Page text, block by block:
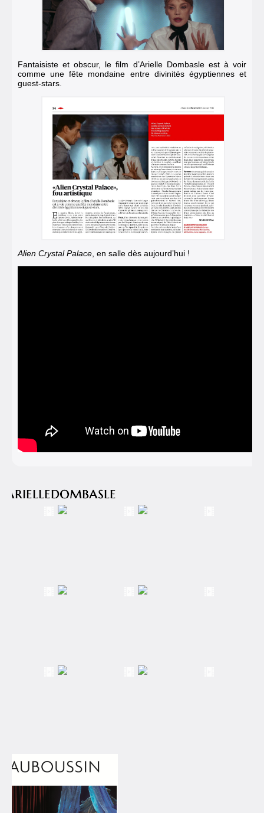
Fantaisiste et obscur, le film d’Arielle Dombasle est à voir
comme une fête mondaine entre divinités égyptiennes et
guest-stars.
Alien Crystal Palace , en salle dès aujourd’hui !